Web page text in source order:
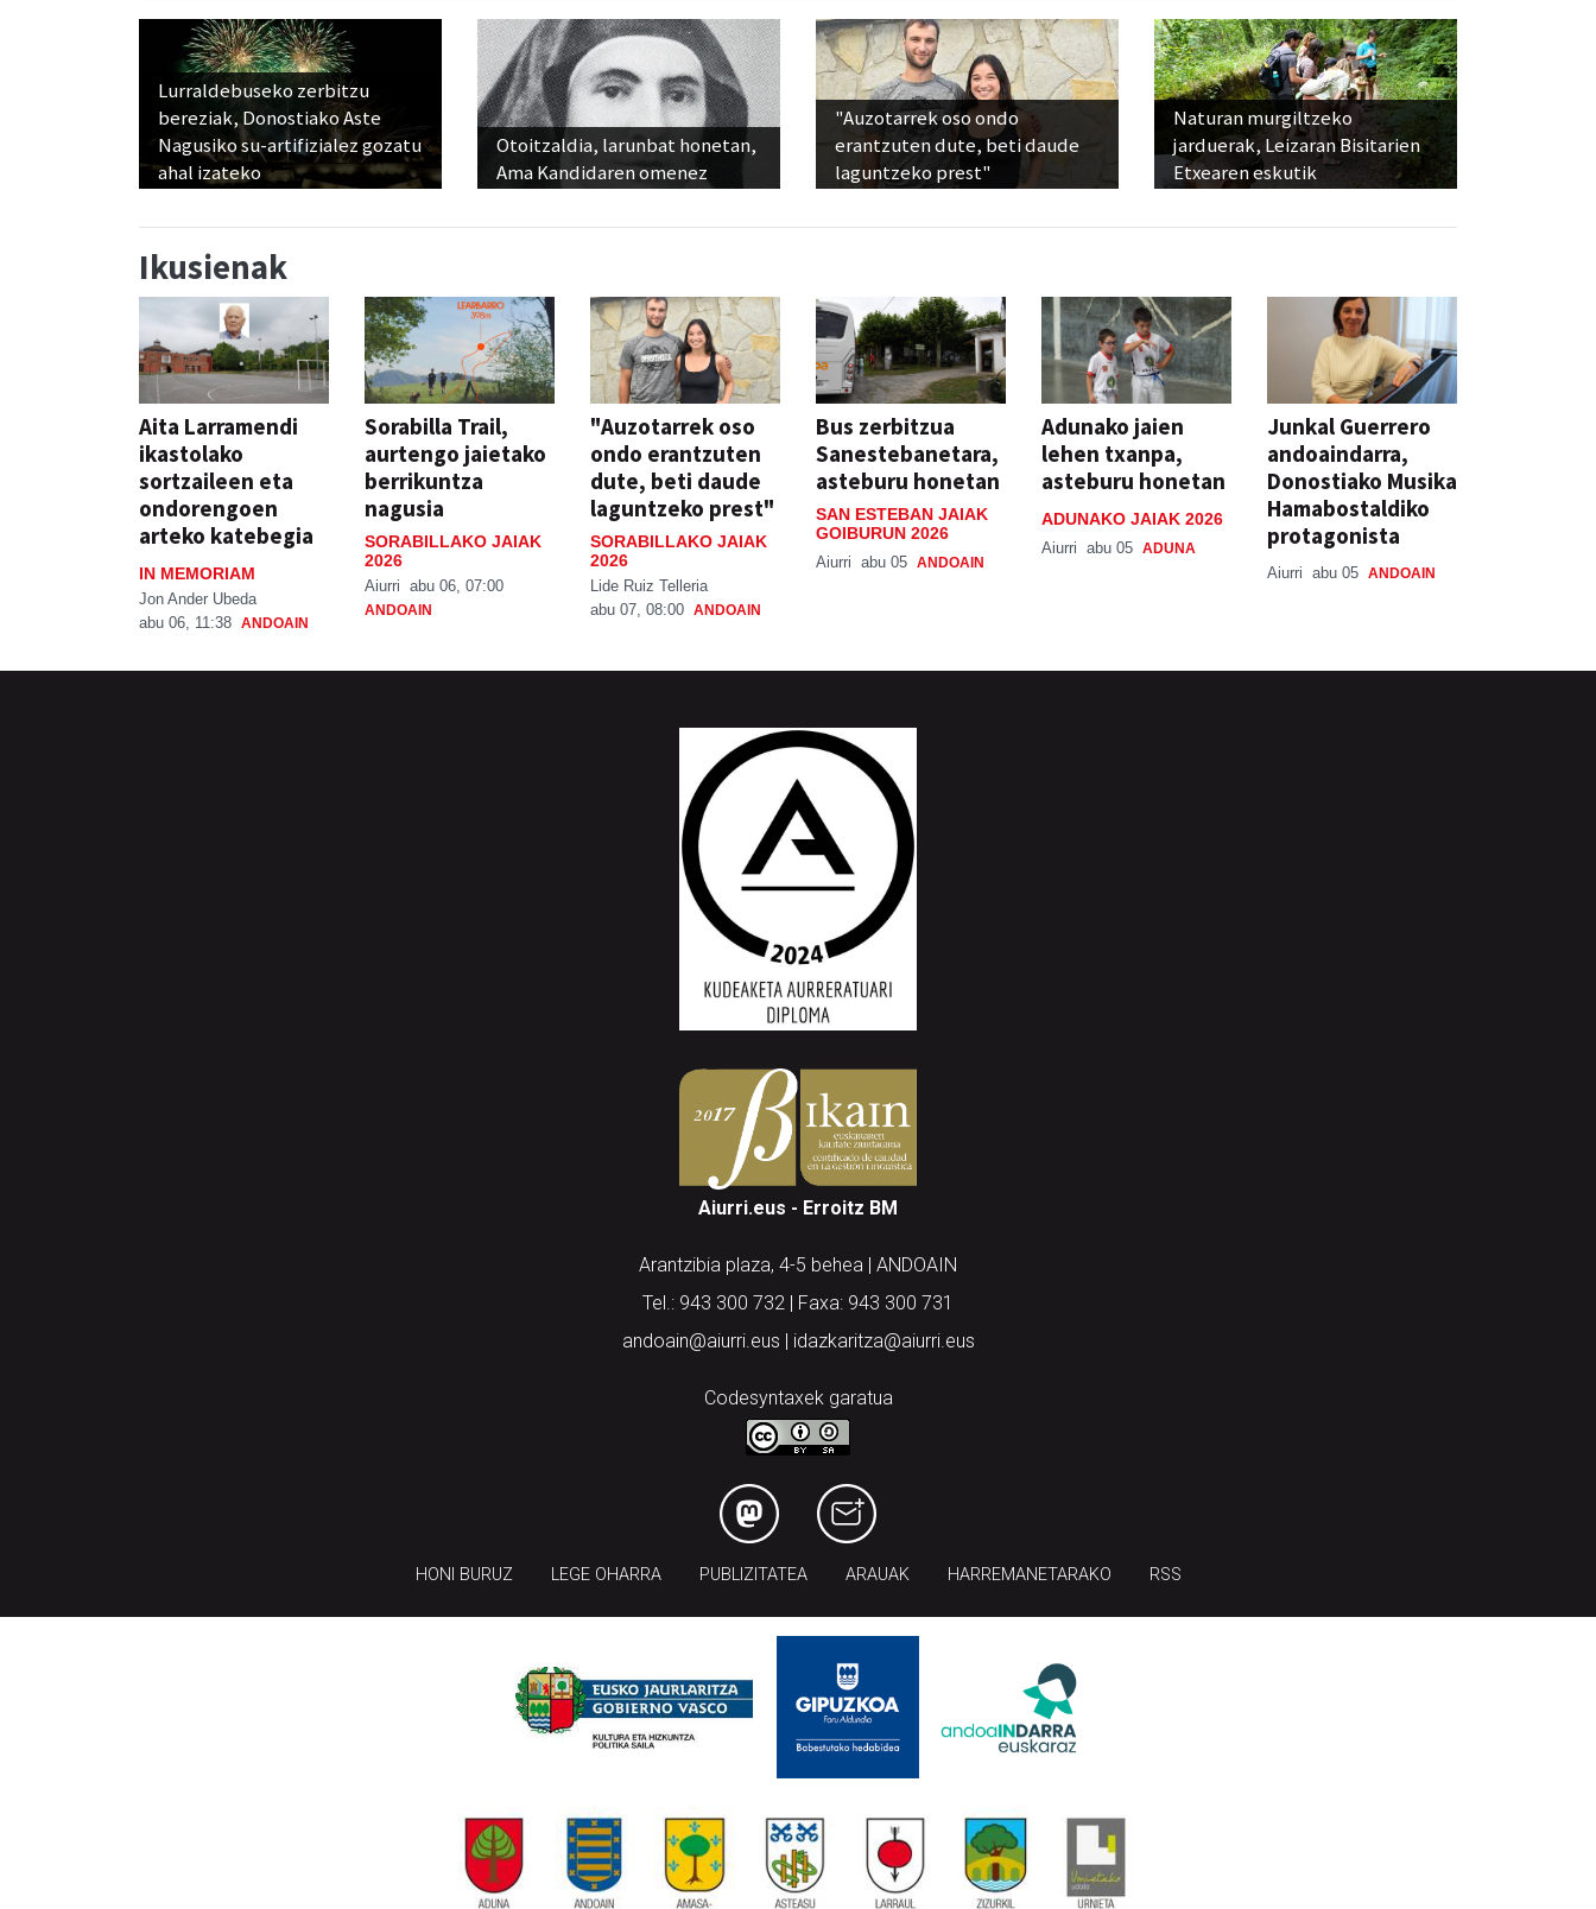
Lurraldebuseko zerbitzu
bereziak, Donostiako Aste
Nagusiko su-artifizialez gozatu
ahal izateko
Otoitzaldia, larunbat honetan,
Ama Kandidaren omenez
"Auzotarrek oso ondo
erantzuten dute, beti daude
laguntzeko prest"
Naturan murgiltzeko
jarduerak, Leizaran Bisitarien
Etxearen eskutik
Ikusienak
Aita Larramendi
ikastolako
sortzaileen eta
ondorengoen
arteko katebegia
IN MEMORIAM
Jon Ander Ubeda
abu 06, 11:38 ANDOAIN
Sorabilla Trail,
aurtengo jaietako
berrikuntza
nagusia
SORABILLAKO JAIAK
2026
Aiurri abu 06, 07:00
ANDOAIN
"Auzotarrek oso
ondo erantzuten
dute, beti daude
laguntzeko prest"
SORABILLAKO JAIAK
2026
Lide Ruiz Telleria
abu 07, 08:00 ANDOAIN
Bus zerbitzua
Sanestebanetara,
asteburu honetan
SAN ESTEBAN JAIAK
GOIBURUN 2026
Aiurri abu 05 ANDOAIN
Adunako jaien
lehen txanpa,
asteburu honetan
ADUNAKO JAIAK 2026
Aiurri abu 05 ADUNA
Junkal Guerrero
andoaindarra,
Donostiako Musika
Hamabostaldiko
protagonista
Aiurri abu 05 ANDOAIN
Aiurri.eus - Erroitz BM
Arantzibia plaza, 4-5 behea | ANDOAIN
Tel.: 943 300 732 | Faxa: 943 300 731
andoain@aiurri.eus | idazkaritza@aiurri.eus
Codesyntaxek garatua
HONI BURUZ LEGE OHARRA PUBLIZITATEA ARAUAK HARREMANETARAKO RSS